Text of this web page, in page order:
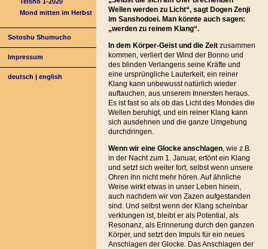
Mond mitten im Herbst
Sotoshu Shumucho
Impressum
deutsch |english
Wellen werden zu Licht“, sagt Dogen Zenji
im Sanshodoei.Man könnte auch sagen:
„werden zu reinem Klang“.
In dem Körper-Geist und die Zeitzusammen
kommen, verliert der Wind der Bonno und
des blinden Verlangens seine Kräfte und
eine ursprüngliche Lauterkeit, ein reiner
Klang kann unbewusst natürlich wieder
auftauchen, aus unserem Innersten heraus.
Es ist fast so als ob das Licht des Mondes die
Wellen beruhigt, und ein reiner Klang kann
sich ausdehnen und die ganze Umgebung
durchdringen.
Wenn wir eine Glocke anschlagen, wie z.B.
in der Nacht zum 1. Januar, ertönt ein Klang
und setzt sich weiter fort, selbst wenn unsere
Ohren ihn nicht mehr hören. Auf ähnliche
Weise wirkt etwas in unser Leben hinein,
auch nachdem wir von Zazen aufgestanden
sind. Und selbst wenn der Klang scheinbar
verklungen ist, bleibt er als Potential, als
Resonanz, als Erinnerung durch den ganzen
Körper, und setzt den Impuls für ein neues
Anschlagen der Glocke. Das Anschlagen der